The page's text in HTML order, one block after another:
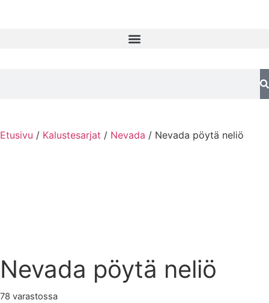
Etusivu / Kalustesarjat / Nevada / Nevada pöytä neliö
Nevada pöytä neliö
78 varastossa